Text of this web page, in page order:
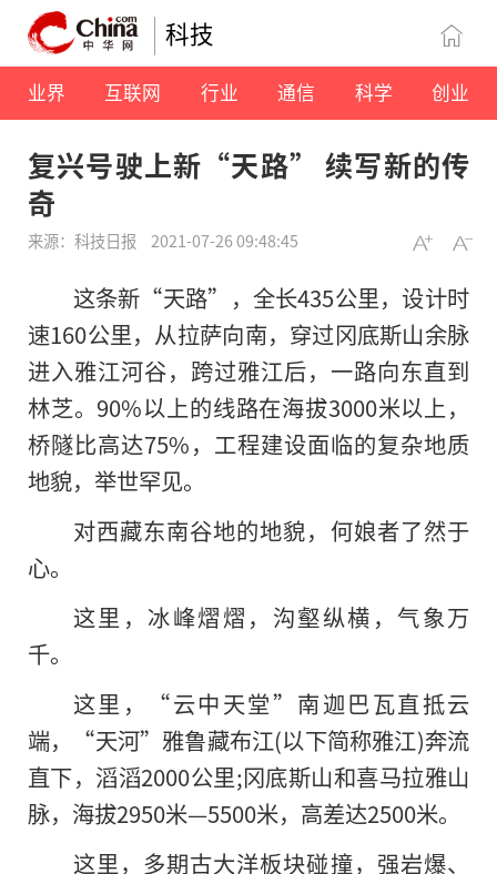
科技
业界 互联网 行业 通信 科学 创业
复兴号驶上新“天路” 续写新的传
奇
来源：科技日报 2021-07-26 09:48:45
这条新“天路”，全长435公里，设计时
速160公里，从拉萨向南，穿过冈底斯山余脉
进入雅江河谷，跨过雅江后，一路向东直到
林芝。90%以上的线路在海拔3000米以上，
桥隧比高达75%，工程建设面临的复杂地质
地貌，举世罕见。
对西藏东南谷地的地貌，何娘者了然于
心。
这里，冰峰熠熠，沟壑纵横，气象万
千。
这里，“云中天堂”南迦巴瓦直抵云
端，“天河”雅鲁藏布江(以下简称雅江)奔流
直下，滔滔2000公里;冈底斯山和喜马拉雅山
脉，海拔2950米—5500米，高差达2500米。
这里，多期古大洋板块碰撞，强岩爆、